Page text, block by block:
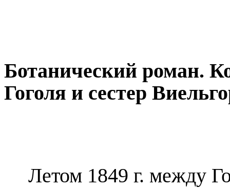
Ботанический роман.
Гоголя и сестер
Летом 1849 г. между